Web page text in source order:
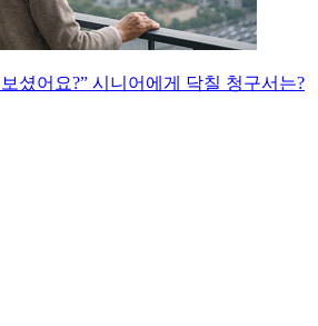
셨어요?” 시니어에게 닥칠 청구서는?